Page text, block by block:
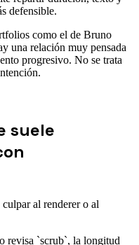
defensible.
como el de Bruno
una relación muy pensada
progresivo. No se trata
suele
al renderer o al
revisa `scrub`, la longitud